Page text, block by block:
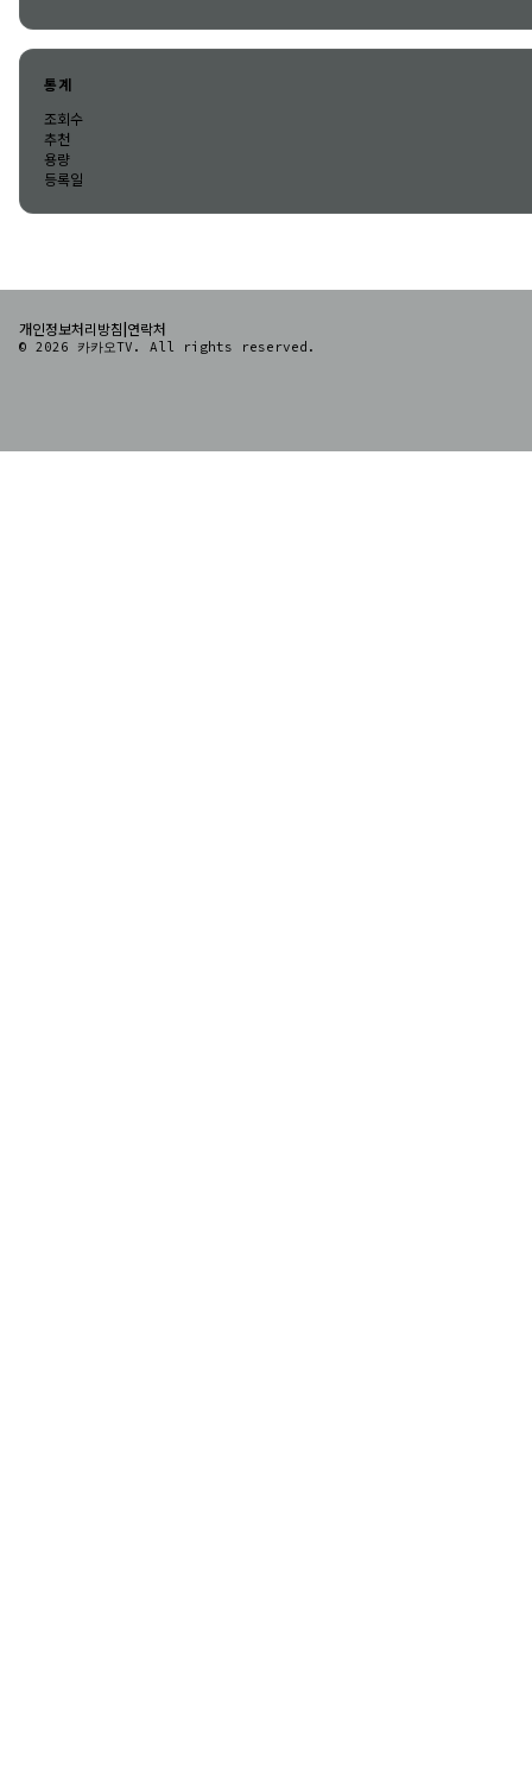
통계
조회수
추천
용량
등록일
개인정보처리방침|연락처
© 2026 카카오TV. All rights reserved.